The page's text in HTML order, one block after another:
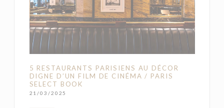
5 RESTAURANTS PARISIENS AU DÉCOR
DIGNE D’UN FILM DE CINÉMA / PARIS
SELECT BOOK
21/03/2025